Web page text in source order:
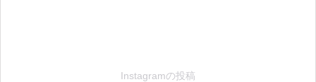
Instagramの投稿